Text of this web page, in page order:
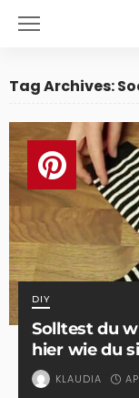
Tag Archives:
DIY
Solltest du
hier wie du
KLAUDIA